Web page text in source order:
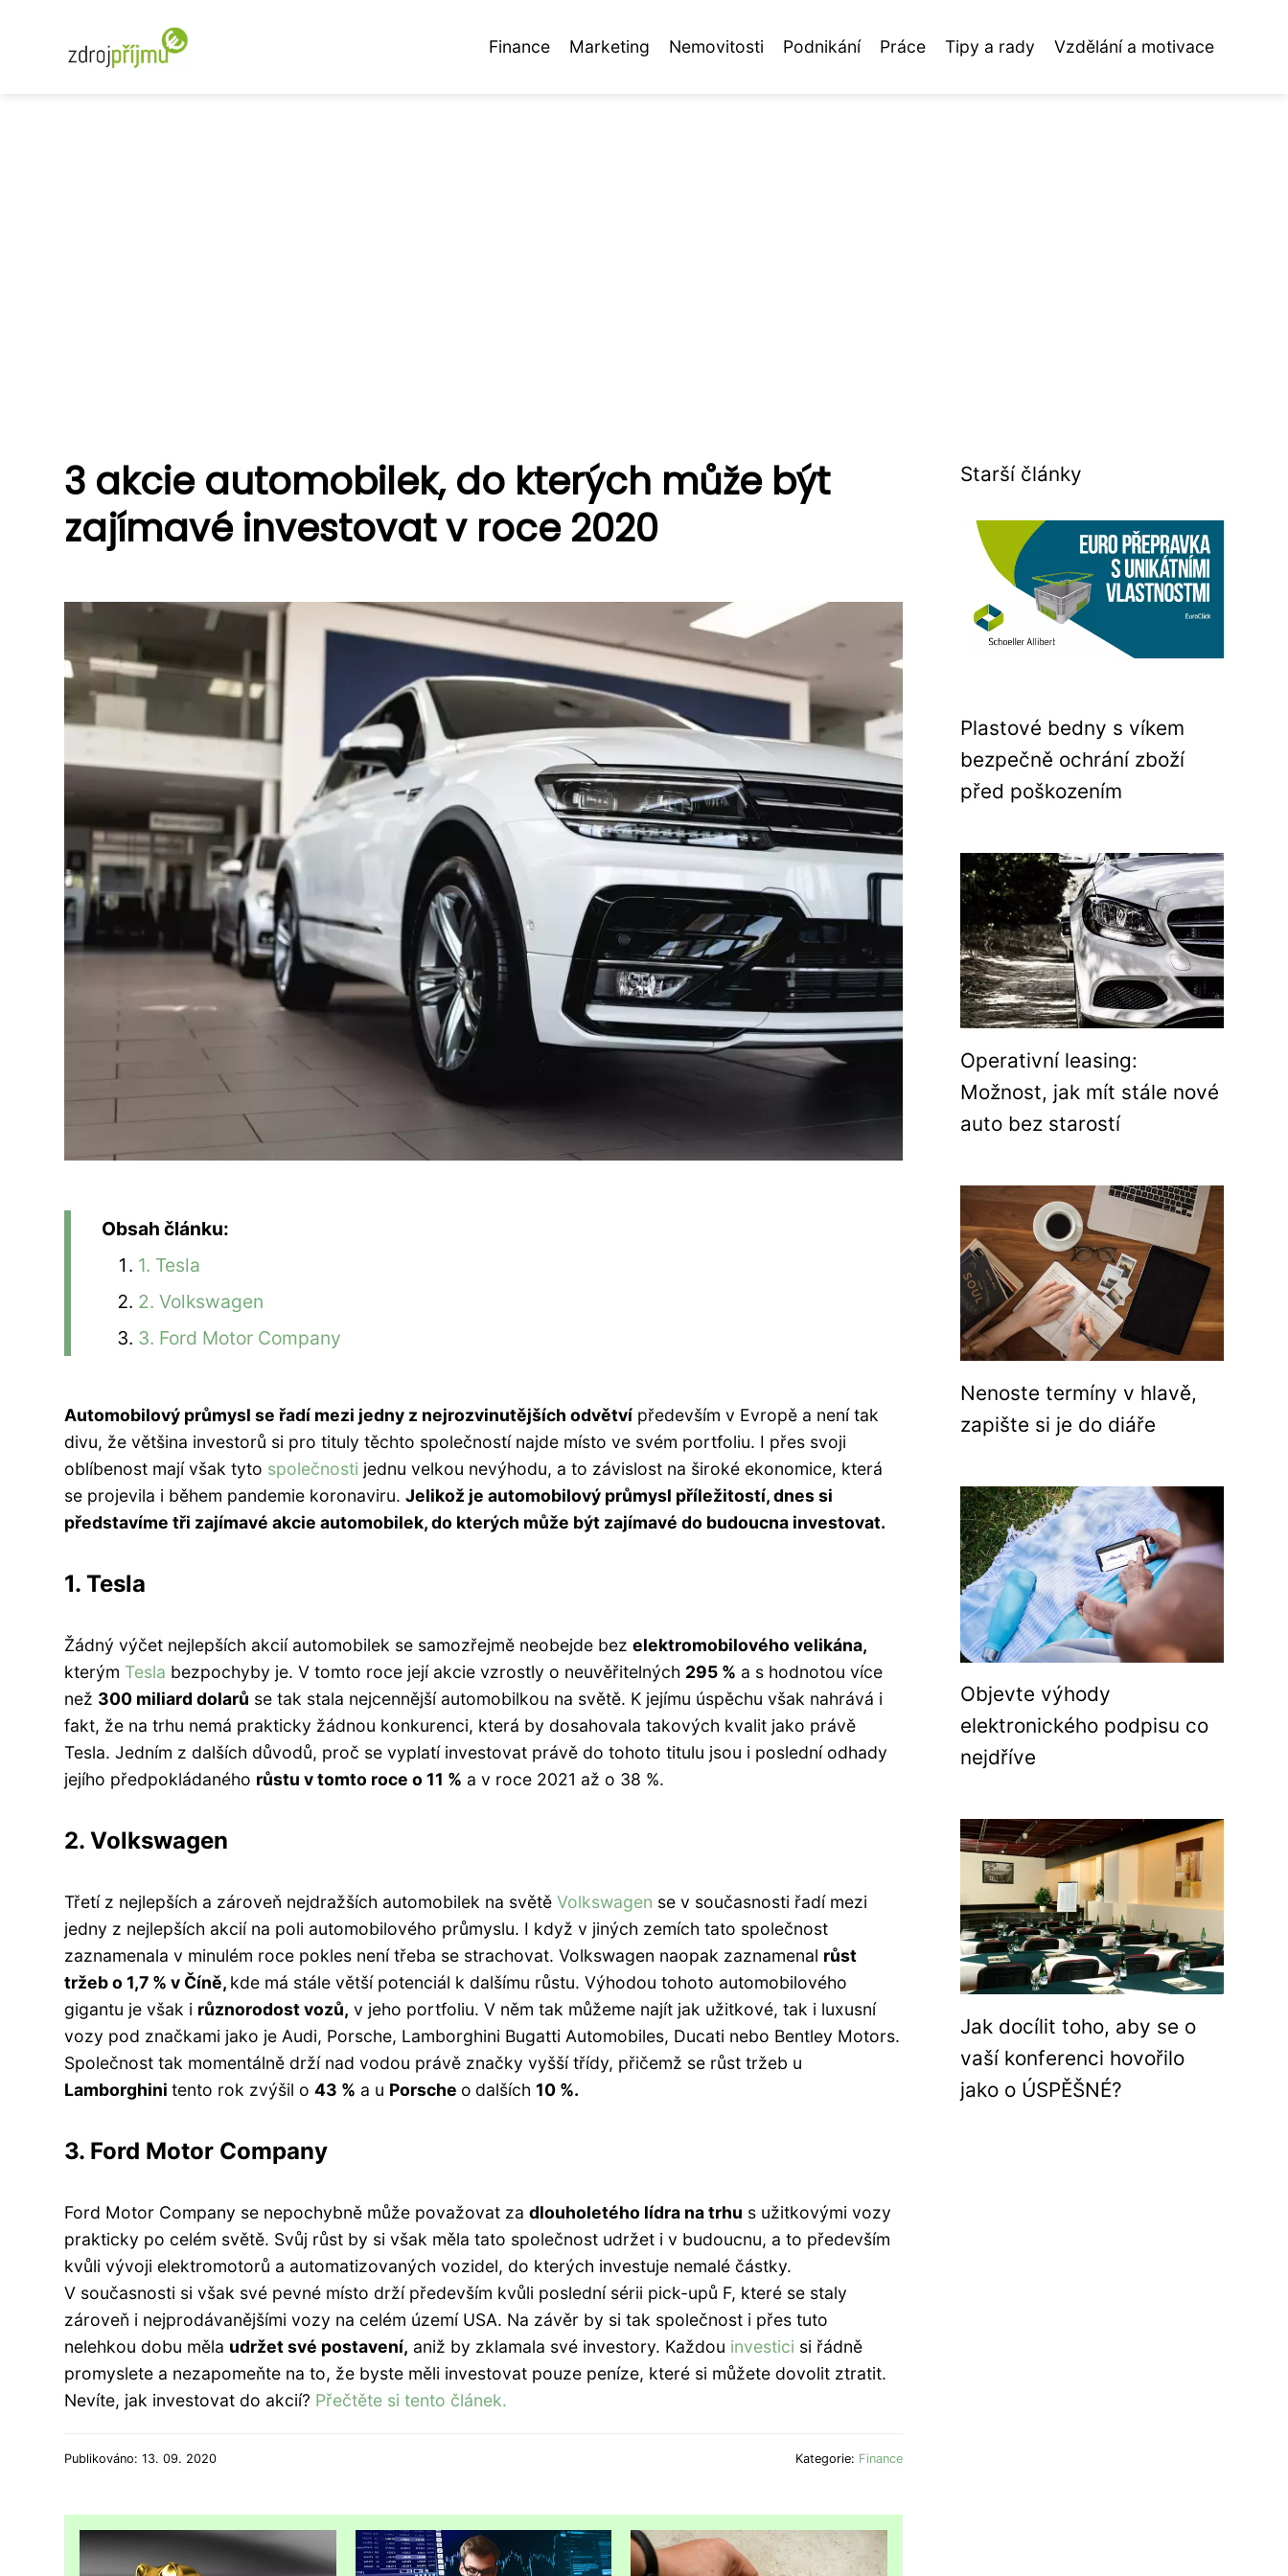
Finance Marketing Nemovitosti Podnikání Práce Tipy a rady Vzdělání a motivace
3 akcie automobilek, do kterých může být
zajímavé investovat v roce 2020
Obsah článku:
1. Tesla
2. Volkswagen
3. Ford Motor Company
Automobilový průmysl se řadí mezi jedny z nejrozvinutějších odvětví především v Evropě a není tak
divu, že většina investorů si pro tituly těchto společností najde místo ve svém portfoliu. I přes svoji
oblíbenost mají však tyto společnosti jednu velkou nevýhodu, a to závislost na široké ekonomice, která
se projevila i během pandemie koronaviru. Jelikož je automobilový průmysl příležitostí, dnes si
představíme tři zajímavé akcie automobilek, do kterých může být zajímavé do budoucna investovat.
1. Tesla
Žádný výčet nejlepších akcií automobilek se samozřejmě neobejde bez elektromobilového velikána,
kterým Tesla bezpochyby je. V tomto roce její akcie vzrostly o neuvěřitelných 295 % a s hodnotou více
než 300 miliard dolarů se tak stala nejcennější automobilkou na světě. K jejímu úspěchu však nahrává i
fakt, že na trhu nemá prakticky žádnou konkurenci, která by dosahovala takových kvalit jako právě
Tesla. Jedním z dalších důvodů, proč se vyplatí investovat právě do tohoto titulu jsou i poslední odhady
jejího předpokládaného růstu v tomto roce o 11 % a v roce 2021 až o 38 %.
2. Volkswagen
Třetí z nejlepších a zároveň nejdražších automobilek na světě Volkswagen se v současnosti řadí mezi
jedny z nejlepších akcií na poli automobilového průmyslu. I když v jiných zemích tato společnost
zaznamenala v minulém roce pokles není třeba se strachovat. Volkswagen naopak zaznamenal růst
tržeb o 1,7 % v Číně, kde má stále větší potenciál k dalšímu růstu. Výhodou tohoto automobilového
gigantu je však i různorodost vozů, v jeho portfoliu. V něm tak můžeme najít jak užitkové, tak i luxusní
vozy pod značkami jako je Audi, Porsche, Lamborghini Bugatti Automobiles, Ducati nebo Bentley Motors.
Společnost tak momentálně drží nad vodou právě značky vyšší třídy, přičemž se růst tržeb u
Lamborghini tento rok zvýšil o 43 % a u Porsche o dalších 10 %.
3. Ford Motor Company
Ford Motor Company se nepochybně může považovat za dlouholetého lídra na trhu s užitkovými vozy
prakticky po celém světě. Svůj růst by si však měla tato společnost udržet i v budoucnu, a to především
kvůli vývoji elektromotorů a automatizovaných vozidel, do kterých investuje nemalé částky.
V současnosti si však své pevné místo drží především kvůli poslední sérii pick-upů F, které se staly
zároveň i nejprodávanějšími vozy na celém území USA. Na závěr by si tak společnost i přes tuto
nelehkou dobu měla udržet své postavení, aniž by zklamala své investory. Každou investici si řádně
promyslete a nezapomeňte na to, že byste měli investovat pouze peníze, které si můžete dovolit ztratit.
Nevíte, jak investovat do akcií? Přečtěte si tento článek.
Publikováno: 13. 09. 2020 Kategorie: Finance
Starší články
Plastové bedny s víkem
bezpečně ochrání zboží
před poškozením
Operativní leasing:
Možnost, jak mít stále nové
auto bez starostí
Nenoste termíny v hlavě,
zapište si je do diáře
Objevte výhody
elektronického podpisu co
nejdříve
Jak docílit toho, aby se o
vaší konferenci hovořilo
jako o ÚSPĚŠNÉ?